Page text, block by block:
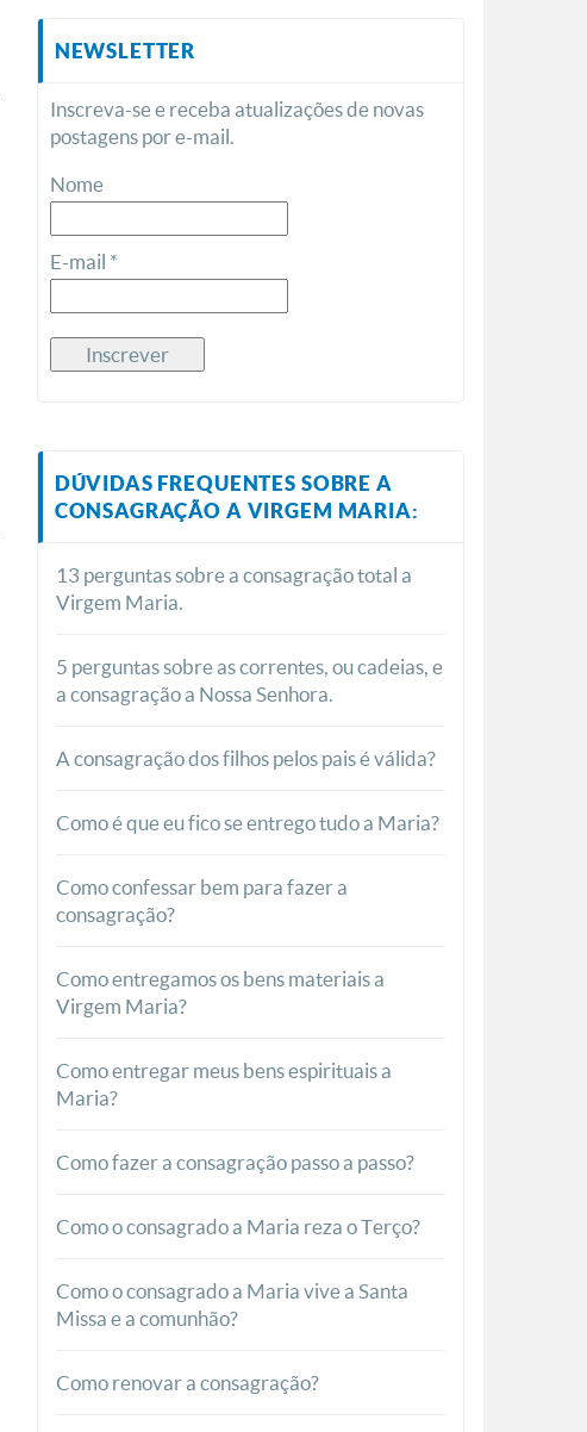
NEWSLETTER
Inscreva-se e receba atualizações de novas
postagens por e-mail.
Nome
E-mail *
DÚVIDAS FREQUENTES SOBRE A
CONSAGRAÇÃO A VIRGEM MARIA:
13 perguntas sobre a consagração total a
Virgem Maria.
5 perguntas sobre as correntes, ou cadeias, e
a consagração a Nossa Senhora.
A consagração dos filhos pelos pais é válida?
Como é que eu fico se entrego tudo a Maria?
Como confessar bem para fazer a
consagração?
Como entregamos os bens materiais a
Virgem Maria?
Como entregar meus bens espirituais a
Maria?
Como fazer a consagração passo a passo?
Como o consagrado a Maria reza o Terço?
Como o consagrado a Maria vive a Santa
Missa e a comunhão?
Como renovar a consagração?